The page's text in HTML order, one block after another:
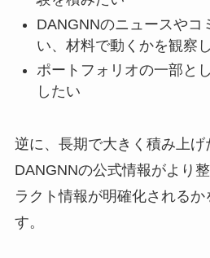
DANGNNのニュースやコ
い、材料で動くかを観察
ポートフォリオの一部と
したい
逆に、長期で大きく積み上げ
DANGNNの公式情報がより
ラクト情報が明確化されるか
す。